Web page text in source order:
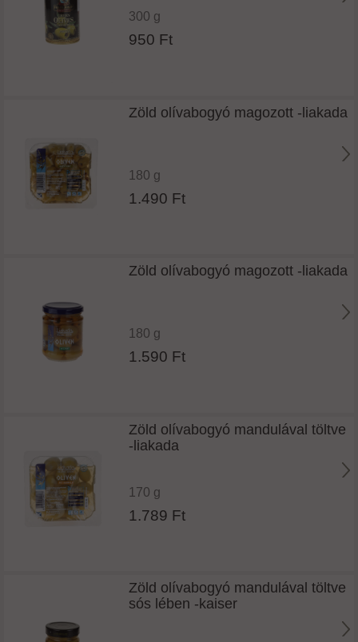
300 g
950 Ft
Zöld olívabogyó magozott -liakada
180 g
1.490 Ft
Zöld olívabogyó magozott -liakada
180 g
1.590 Ft
Zöld olívabogyó mandulával töltve
-liakada
170 g
1.789 Ft
Zöld olívabogyó mandulával töltve
sós lében -kaiser